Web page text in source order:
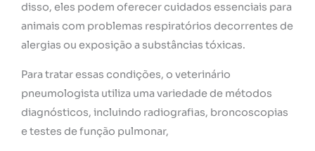
disso, eles podem oferecer cuidados essenciais para
animais com problemas respiratórios decorrentes de
alergias ou exposição a substâncias tóxicas.
Para tratar essas condições, o veterinário
pneumologista utiliza uma variedade de métodos
diagnósticos, incluindo radiografias, broncoscopias
e testes de função pulmonar,